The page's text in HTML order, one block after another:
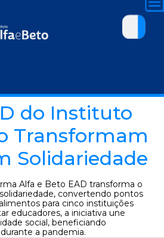
do Instituto
Transformam
Solidariedade
Alfa e Beto EAD transforma o
convertendo pontos
para cinco instituições
educadores, a iniciativa une
social, beneficiando
a pandemia.